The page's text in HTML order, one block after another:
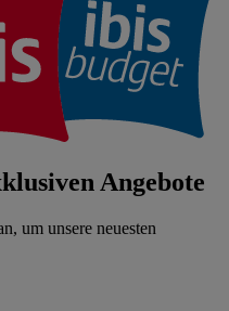
Angebote
um unsere neuesten